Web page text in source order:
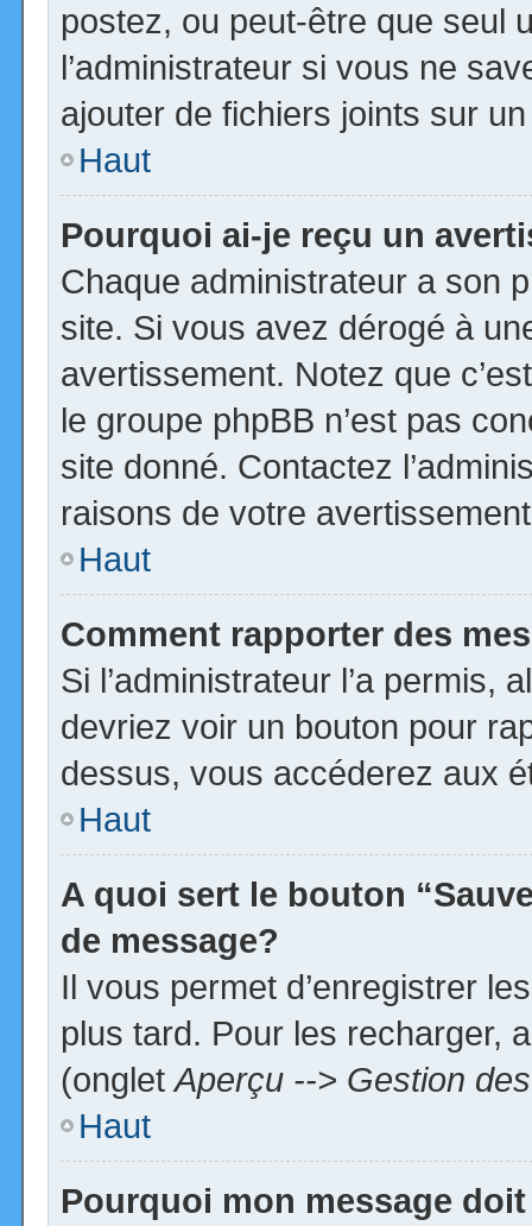
postez, ou peut-être que seul
l’administrateur si vous ne
ajouter de fichiers joints sur
Haut
Pourquoi ai-je reçu un
Chaque administrateur a son
site. Si vous avez dérogé à
avertissement. Notez que
le groupe phpBB n’est pas
site donné. Contactez
raisons de votre
Haut
Comment rapporter des
Si l’administrateur l’a permis,
devriez voir un bouton pour
dessus, vous accéderez aux
Haut
A quoi sert le bouton
de message?
Il vous permet d’enregistrer
plus tard. Pour les recharger,
(ongletAperçu --> Gestion
Haut
Pourquoi mon message